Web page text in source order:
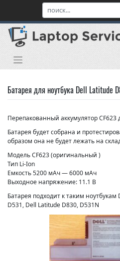
content
Батарея для ноутбука Dell Latitude
Перепакованный аккумулятор CF623
Батарея будет собрана и
образом она не будет лежать на
Модель CF623 (оригинальный )
Тип Li-Ion
Емкость 5200 мАч — 6000 мАч
Выходное напряжение: 11.1 В
Батарея подходит к таким
D531, Dell Latitude D830, D531N